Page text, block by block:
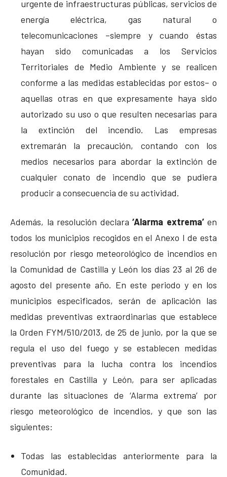
urgente de infraestructuras públicas, servicios de
energía eléctrica, gas natural o
telecomunicaciones –siempre y cuando éstas
hayan sido comunicadas a los Servicios
Territoriales de Medio Ambiente y se realicen
conforme a las medidas establecidas por estos– o
aquellas otras en que expresamente haya sido
autorizado su uso o que resulten necesarias para
la extinción del incendio. Las empresas
extremarán la precaución, contando con los
medios necesarios para abordar la extinción de
cualquier conato de incendio que se pudiera
producir a consecuencia de su actividad.
Además, la resolución declara ‘Alarma extrema’ en
todos los municipios recogidos en el Anexo I de esta
resolución por riesgo meteorológico de incendios en
la Comunidad de Castilla y León los días 23 al 26 de
agosto del presente año. En este periodo y en los
municipios especificados, serán de aplicación las
medidas preventivas extraordinarias que establece
la Orden FYM/510/2013, de 25 de junio, por la que se
regula el uso del fuego y se establecen medidas
preventivas para la lucha contra los incendios
forestales en Castilla y León, para ser aplicadas
durante las situaciones de ‘Alarma extrema’ por
riesgo meteorológico de incendios, y que son las
siguientes:
Todas las establecidas anteriormente para la
Comunidad.